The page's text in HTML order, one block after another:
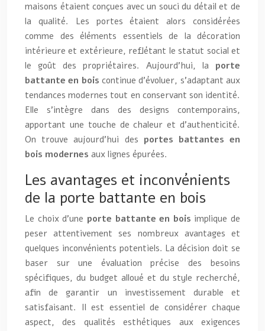
maisons étaient conçues avec un souci du détail et de
la qualité. Les portes étaient alors considérées
comme des éléments essentiels de la décoration
intérieure et extérieure, reflétant le statut social et
le goût des propriétaires. Aujourd’hui, la porte
battante en bois continue d’évoluer, s’adaptant aux
tendances modernes tout en conservant son identité.
Elle s’intègre dans des designs contemporains,
apportant une touche de chaleur et d’authenticité.
On trouve aujourd’hui des portes battantes en
bois modernes aux lignes épurées.
Les avantages et inconvénients
de la porte battante en bois
Le choix d’une porte battante en bois implique de
peser attentivement ses nombreux avantages et
quelques inconvénients potentiels. La décision doit se
baser sur une évaluation précise des besoins
spécifiques, du budget alloué et du style recherché,
afin de garantir un investissement durable et
satisfaisant. Il est essentiel de considérer chaque
aspect, des qualités esthétiques aux exigences